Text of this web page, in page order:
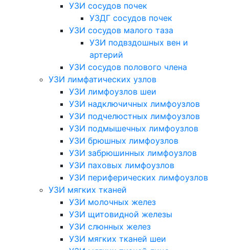
УЗИ сосудов почек
УЗДГ сосудов почек
УЗИ сосудов малого таза
УЗИ подвздошных вен и
артерий
УЗИ сосудов полового члена
УЗИ лимфатических узлов
УЗИ лимфоузлов шеи
УЗИ надключичных лимфоузлов
УЗИ подчелюстных лимфоузлов
УЗИ подмышечных лимфоузлов
УЗИ брюшных лимфоузлов
УЗИ забрюшинных лимфоузлов
УЗИ паховых лимфоузлов
УЗИ периферических лимфоузлов
УЗИ мягких тканей
УЗИ молочных желез
УЗИ щитовидной железы
УЗИ слюнных желез
УЗИ мягких тканей шеи